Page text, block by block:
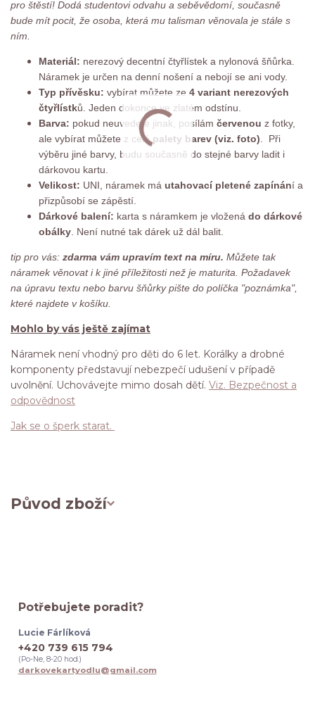
pro štěstí! Dodá studentovi odvahu a seběvědomí, současně
bude mít pocit, že osoba, která mu talisman věnovala je stále s
ním.
Materiál: nerezový decentní čtyřlístek a nylonová šňůrka.
Náramek je určen na denní nošení a nebojí se ani vody.
Typ přívěsku: vybírat můžete ze 4 variant nerezových
čtyřlístků. Jeden dokonce ve zlatém odstínu.
Barva: pokud neuvedete jinak, posílám červenou z fotky,
ale vybírat můžete z celépalety barev (viz. foto) . Při
výběru jiné barvy, budu současně do stejné barvy ladit i
dárkovou kartu.
Velikost: UNI, náramek má utahovací pletené zapínání a
přizpůsobí se zápěstí.
Dárkové balení: karta s náramkem je vložená do dárkové
obálky . Není nutné tak dárek už dál balit.
tip pro vás: zdarma vám upravím text na míru. Můžete tak
náramek věnovat i k jiné příležitosti než je maturita. Požadavek
na úpravu textu nebo barvu šňůrky pište do políčka "poznámka",
které najdete v košíku.
Mohlo by vás ještě zajímat
Náramek není vhodný pro děti do 6 let. Korálky a drobné
komponenty představují nebezpečí udušení v případě
uvolnění. Uchovávejte mimo dosah dětí. Viz. Bezpečnost a
odpovědnost
Jak se o šperk starat.
Původ zboží
Potřebujete poradit?
Lucie Fárlíková
+420 739 615 794
(Po-Ne, 8-20 hod.)
darkovekartyodlu@gmail.com